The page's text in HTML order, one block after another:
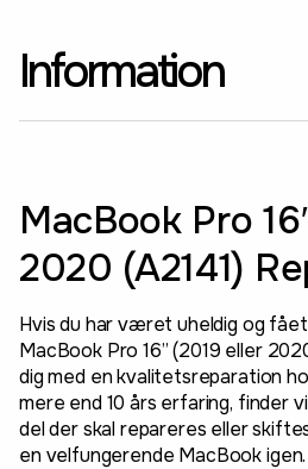
Information
MacBook Pro
2020 (A2141)
Hvis du har været uheldig og
MacBook Pro 16” (2019 eller
dig med en kvalitetsreparation
mere end 10 års erfaring, finder
del der skal repareres eller
en velfungerende MacBook igen.